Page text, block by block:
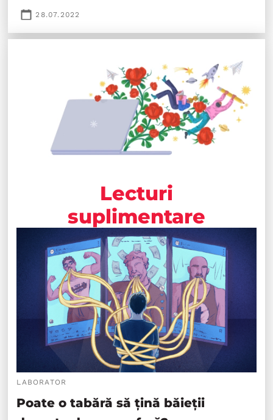
28.07.2022
Lecturi
suplimentare
LABORATOR
Poate o tabără să țină băieții